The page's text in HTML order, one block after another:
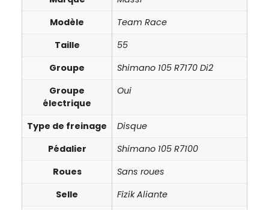
Modèle
Team Race
Taille
55
Groupe
Shimano 105 R7170 Di2
Groupe
électrique
Oui
Type de freinage
Disque
Pédalier
Shimano 105 R7100
Roues
Sans roues
Selle
Fizik Aliante